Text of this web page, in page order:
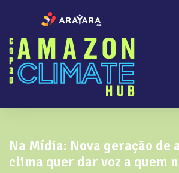
Na Mídia: Nova geração de
clima quer dar voz a quem